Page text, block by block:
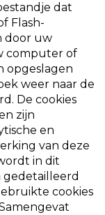
dat
Flash-
door uw
computer of
opgeslagen
weer naar de
De cookies
zijn
en
van deze
in dit
gedetailleerd
cookies